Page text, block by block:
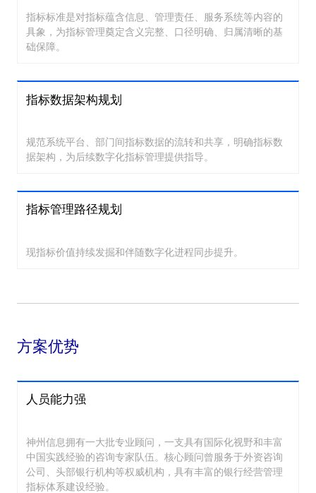
指标标准是对指标蕴含信息、管理责任、服务系统等内容的
具象，为指标管理奠定含义完整、口径明确、归属清晰的基
础保障。
指标数据架构规划
规范系统平台、部门间指标数据的流转和共享，明确指标数
据架构，为后续数字化指标管理提供指导。
指标管理路径规划
现指标价值持续发掘和伴随数字化进程同步提升。
方案优势
人员能力强
神州信息拥有一大批专业顾问，一支具有国际化视野和丰富
中国实践经验的咨询专家队伍。核心顾问曾服务于外资咨询
公司、头部银行机构等权威机构，具有丰富的银行经营管理
指标体系建设经验。